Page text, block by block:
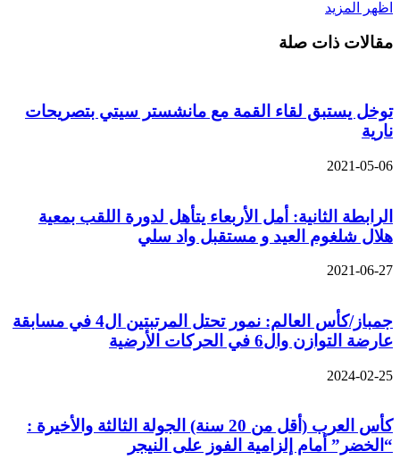
اظهر المزيد
مقالات ذات صلة
توخل يستبق لقاء القمة مع مانشستر سيتي بتصريحات
نارية
2021-05-06
الرابطة الثانية: أمل الأربعاء يتأهل لدورة اللقب بمعية
هلال شلغوم العيد و مستقبل واد سلي
2021-06-27
جمباز/كأس العالم: نمور تحتل المرتبتين ال4 في مسابقة
عارضة التوازن وال6 في الحركات الأرضية
2024-02-25
كأس العرب (أقل من 20 سنة) الجولة الثالثة والأخيرة :
“الخضر” أمام إلزامية الفوز على النيجر